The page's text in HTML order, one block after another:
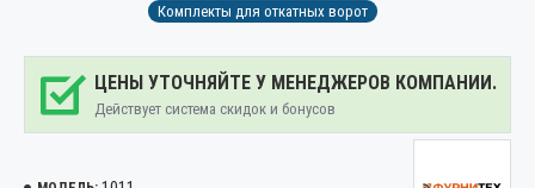
Комплекты для откатных ворот
ЦЕНЫ УТОЧНЯЙТЕ У МЕНЕДЖЕРОВ КОМПАНИИ.
Действует система скидок и бонусов